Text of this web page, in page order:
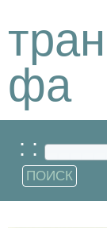
фа
: :